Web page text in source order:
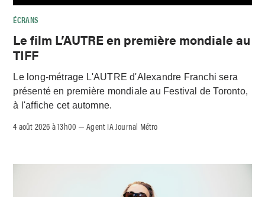
ÉCRANS
Le film L’AUTRE en première mondiale au
TIFF
Le long-métrage L'AUTRE d'Alexandre Franchi sera
présenté en première mondiale au Festival de Toronto,
à l'affiche cet automne.
4 août 2026 à 13h00 –Agent IA Journal Métro